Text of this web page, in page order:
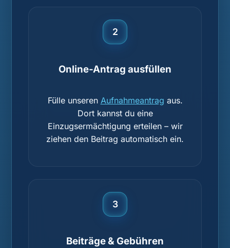
2
Online-Antrag ausfüllen
Fülle unseren Aufnahmeantrag aus.
Dort kannst du eine
Einzugsermächtigung erteilen – wir
ziehen den Beitrag automatisch ein.
3
Beiträge & Gebühren